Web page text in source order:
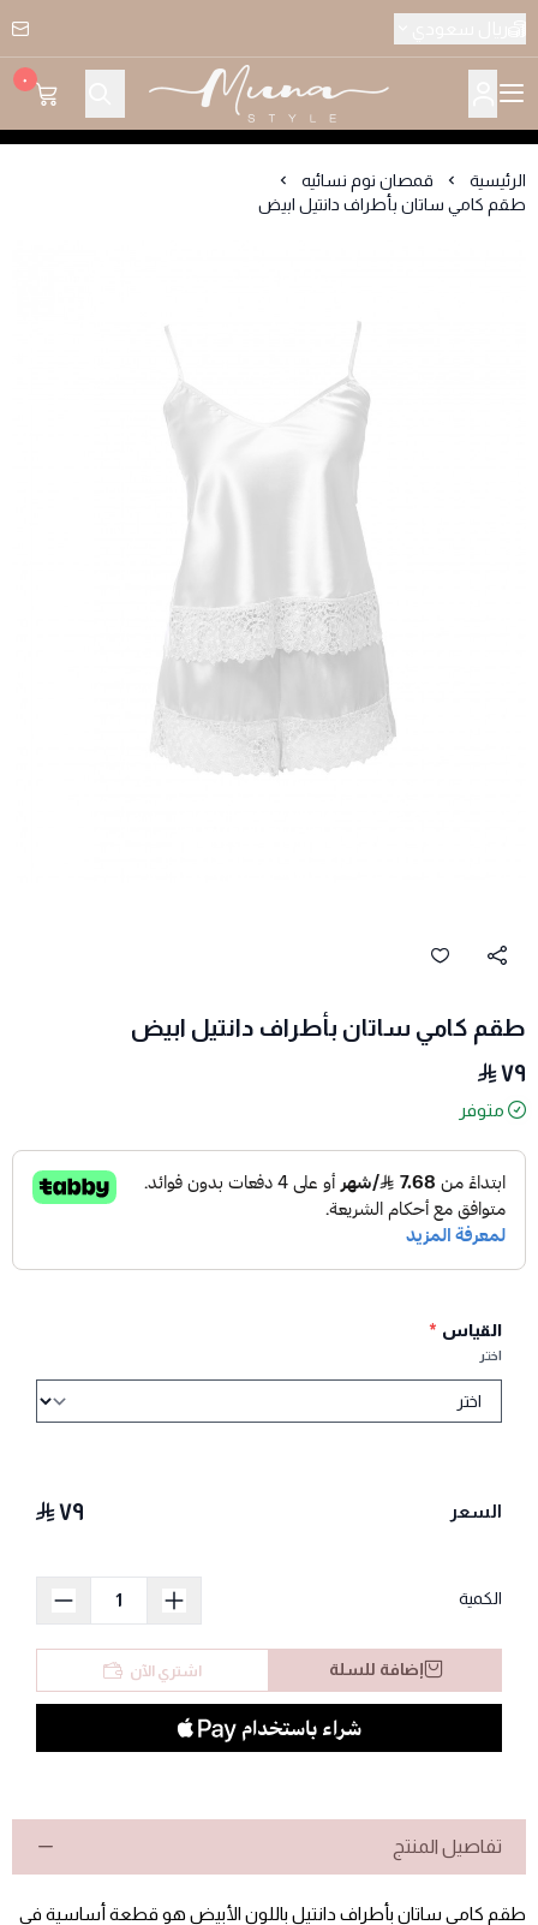
متجر منى ستايل للملابس النسائيه
٠
الرئيسية
قمصان نوم نسائيه
طقم كامي ساتان بأطراف دانتيل ابيض
طقم كامي ساتان بأطراف دانتيل ابيض
٧٩
متوفر
القياس *
اختر
السعر ٧٩
الكمية
إضافة للسلة اشتري الآن
تفاصيل المنتج
طقم كامي ساتان بأطراف دانتيل باللون الأبيض هو قطعة أساسية في